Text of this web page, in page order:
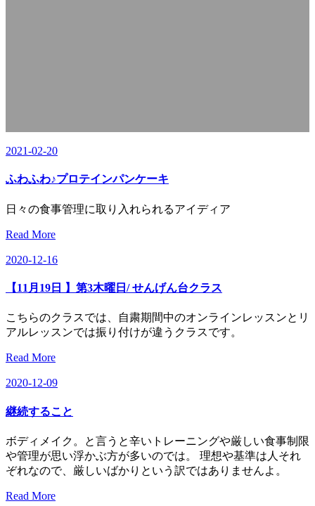
2021-02-20
ふわふわ♪プロテインパンケーキ
日々の食事管理に取り入れられるアイディア
Read More
2020-12-16
【11月19日 】第3木曜日/ せんげん台クラス
こちらのクラスでは、自粛期間中のオンラインレッスンとリ
アルレッスンでは振り付けが違うクラスです。
Read More
2020-12-09
継続すること
ボディメイク。と言うと辛いトレーニングや厳しい食事制限
や管理が思い浮かぶ方が多いのでは。 理想や基準は人それ
ぞれなので、厳しいばかりという訳ではありませんよ。
Read More